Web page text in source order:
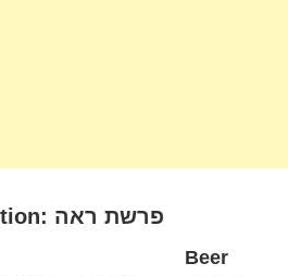
Weekly Torah Portion: פרשת ראה
Beer